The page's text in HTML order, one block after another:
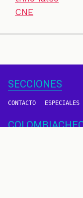
CNE
SECCIONES
CONTACTO ESPECIALES